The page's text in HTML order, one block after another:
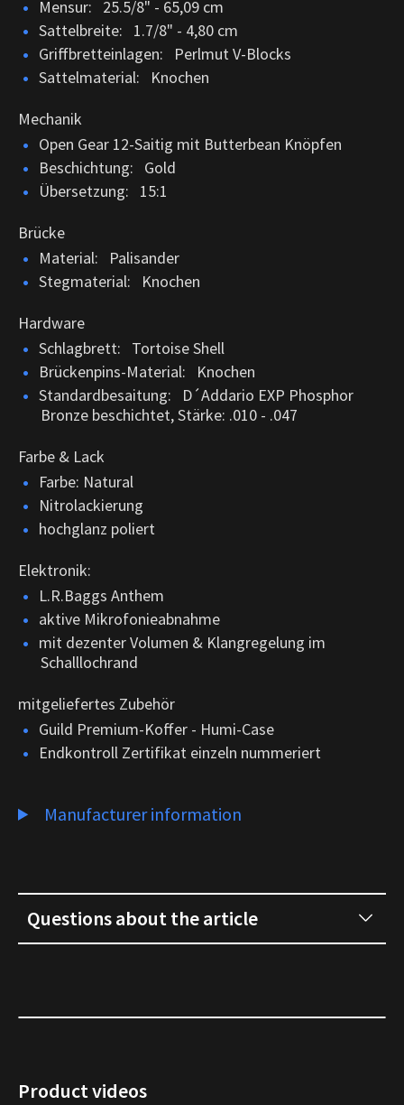
Mensur: 25.5/8" - 65,09 cm
Sattelbreite: 1.7/8" - 4,80 cm
Griffbretteinlagen: Perlmut V-Blocks
Sattelmaterial: Knochen
Mechanik
Open Gear 12-Saitig mit Butterbean Knöpfen
Beschichtung: Gold
Übersetzung: 15:1
Brücke
Material: Palisander
Stegmaterial: Knochen
Hardware
Schlagbrett: Tortoise Shell
Brückenpins-Material: Knochen
Standardbesaitung: D´Addario EXP Phosphor
Bronze beschichtet, Stärke: .010 - .047
Farbe & Lack
Farbe: Natural
Nitrolackierung
hochglanz poliert
Elektronik:
L.R.Baggs Anthem
aktive Mikrofonieabnahme
mit dezenter Volumen & Klangregelung im
Schalllochrand
mitgeliefertes Zubehör
Guild Premium-Koffer - Humi-Case
Endkontroll Zertifikat einzeln nummeriert
Manufacturer information
Questions about the article
Product videos